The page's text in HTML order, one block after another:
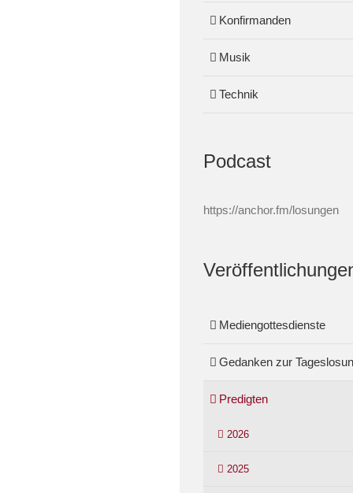
Konfirmanden
Musik
Technik
Podcast
https://anchor.fm/losungen
Mediengottesdienste
Gedanken zur
Predigten
2026
2025